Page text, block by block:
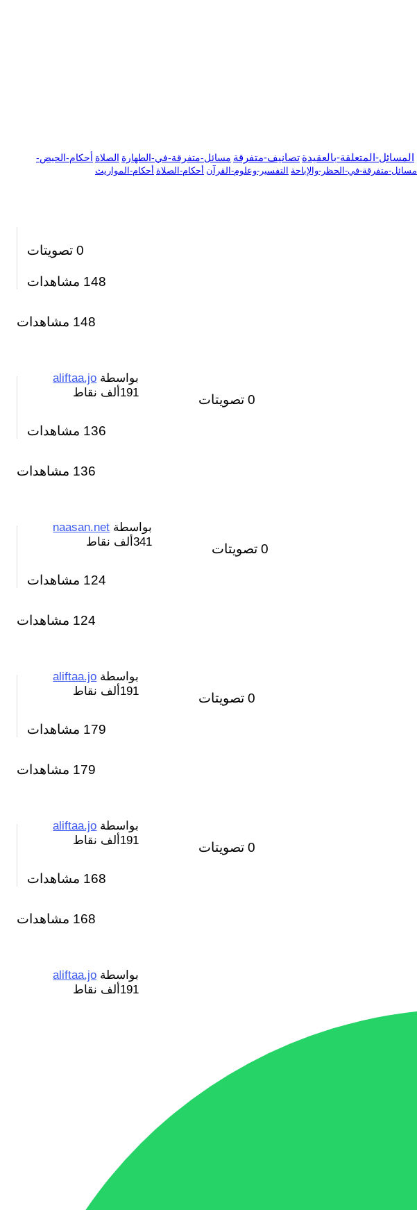
المسائل-المتعلقة-بالعقيدة تصانيف-متفرقة مسائل-متفرقة-في-الطهارة الصلاة أحكام-الحيض-
مسائل-متفرقة-في-الحظر-والإباحة التفسير-وعلوم-القرآن أحكام-الصلاة أحكام-المواريث
0 تصويتات
148 مشاهدات
148 مشاهدات
بواسطة aliftaa.jo
191ألف
نقاط
0تصويتات
136 مشاهدات
136 مشاهدات
بواسطة naasan.net
341ألف
نقاط
0تصويتات
124 مشاهدات
124 مشاهدات
بواسطة aliftaa.jo
191ألف
نقاط
0تصويتات
179 مشاهدات
179 مشاهدات
بواسطة aliftaa.jo
191ألف
نقاط
0تصويتات
168 مشاهدات
168 مشاهدات
بواسطة aliftaa.jo
191ألف
نقاط